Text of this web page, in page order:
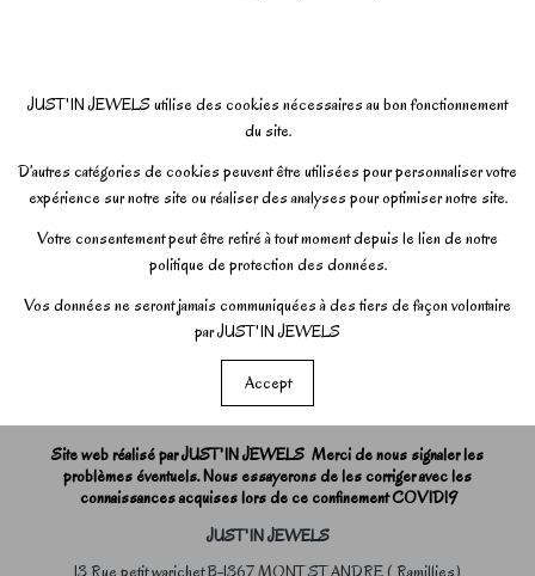
JUST'IN JEWELS utilise des cookies nécessaires au bon fonctionnement
du site.
D’autres catégories de cookies peuvent être utilisées pour personnaliser votre
expérience sur notre site ou réaliser des analyses pour optimiser notre site.
Votre consentement peut être retiré à tout moment depuis le lien de notre
politique de protection des données.
Vos données ne seront jamais communiquées à des tiers de façon volontaire
par JUST'IN JEWELS
Accept
Site web réalisé par JUST'IN JEWELS Merci de nous signaler les
problèmes éventuels. Nous essayerons de les corriger avec les
connaissances acquises lors de ce confinement COVID19
JUST'IN JEWELS